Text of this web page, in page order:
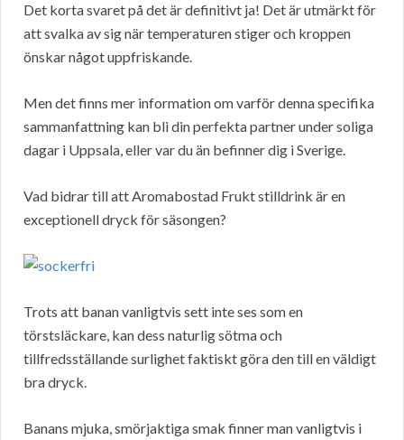
Det korta svaret på det är definitivt ja! Det är utmärkt för
att svalka av sig när temperaturen stiger och kroppen
önskar något uppfriskande.
Men det finns mer information om varför denna specifika
sammanfattning kan bli din perfekta partner under soliga
dagar i Uppsala, eller var du än befinner dig i Sverige.
Vad bidrar till att Aromabostad Frukt stilldrink är en
exceptionell dryck för säsongen?
Trots att banan vanligtvis sett inte ses som en
törstsläckare, kan dess naturlig sötma och
tillfredsställande surlighet faktiskt göra den till en väldigt
bra dryck.
Banans mjuka, smörjaktiga smak finner man vanligtvis i